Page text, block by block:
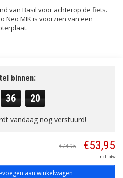
van Basil voor achterop de fiets.
Neo MIK is voorzien van een
binnen:
36 : 20
vandaag nog verstuurd!
€74,95 €53,95
Incl. btw
aan winkelwagen